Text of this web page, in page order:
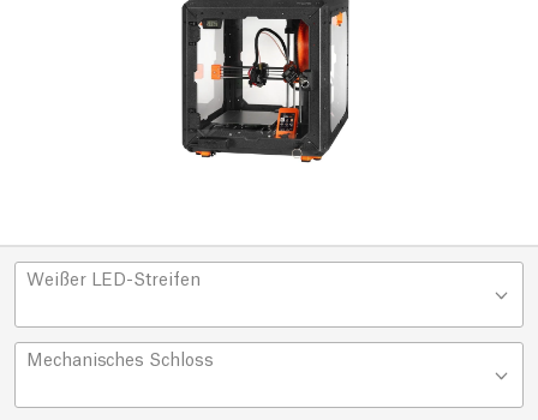
Weißer LED-Streifen
Mechanisches Schloss